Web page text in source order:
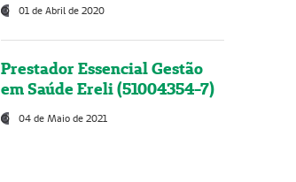
01 de Abril de 2020
Prestador Essencial Gestão
em Saúde Ereli (51004354-7)
04 de Maio de 2021